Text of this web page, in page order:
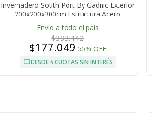
Invernadero South Port By Gadnic Exterior
200x200x300cm Estructura Acero
Cobertura PVC Proteccion UV Puerta
Enrollable Cultivo Jardin
Envío a todo el país
$393.442
$177.049 55% OFF
DESDE 6 CUOTAS SIN INTERÉS